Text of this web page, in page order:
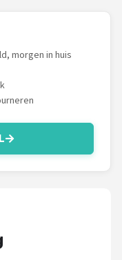
morgen in huis